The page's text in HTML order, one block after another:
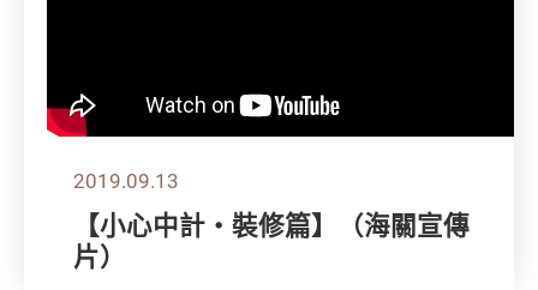
2019.09.13
【小心中計‧裝修篇】（海關宣傳
片）